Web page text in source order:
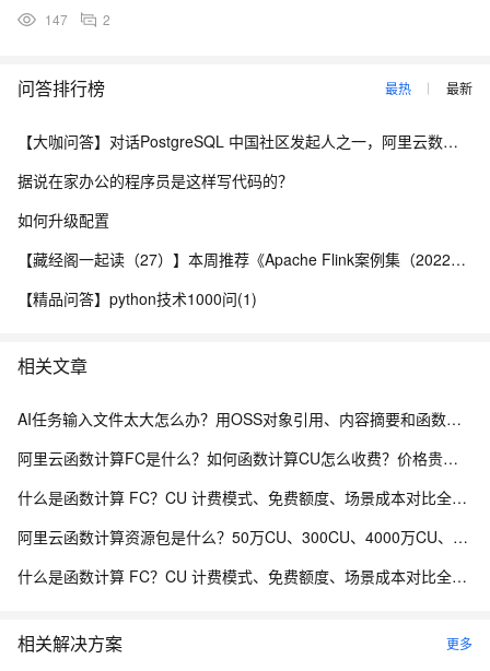
147 2
问答排行榜 最热 最新
【大咖问答】对话PostgreSQL 中国社区发起人之一，阿里云数据库高级专家 德哥
据说在家办公的程序员是这样写代码的？
如何升级配置
【藏经阁一起读（27）】本周推荐《Apache Flink案例集（2022版）》，你有哪些心得？
【精品问答】python技术1000问(1)
相关文章
AI任务输入文件太大怎么办？用OSS对象引用、内容摘要和函数计算构建轻量任务信封
阿里云函数计算FC是什么？如何函数计算CU怎么收费？价格贵吗？
什么是函数计算 FC？CU 计费模式、免费额度、场景成本对比全说明
阿里云函数计算资源包是什么？50万CU、300CU、4000万CU、5亿CU及20亿CU是什么意思？如何收费？
什么是函数计算 FC？CU 计费模式、免费额度、场景成本对比全说明
相关解决方案 更多